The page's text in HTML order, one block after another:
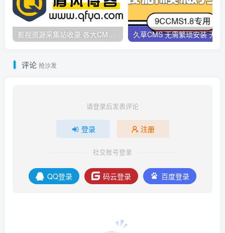
影视资源采集站收录 各大CMS采集资源站网址合集
评论 抢沙发
请登录后发表评论
登录 注册
社交账号登录
QQ登录 码云登录 百度登录